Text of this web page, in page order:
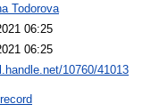
Todorova
06:25
06:25
10760/41013